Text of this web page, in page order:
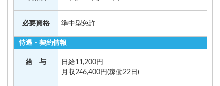
必要資格 準中型免許
待遇・契約情報
給 与
日給11,200円
月収246,400円(稼働22日)